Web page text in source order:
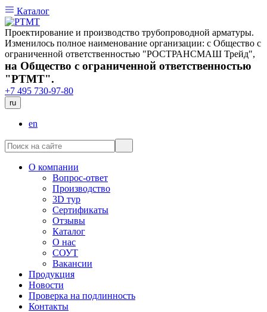
Каталог
Проектирование и производство трубопроводной арматуры.
Изменилось полное наименование организации: с Общество с
ограниченной ответственностью "РОСТРАНСМАШ Трейд",
на Общество с ограниченной ответственностью
"РТМТ".
+7 495 730-97-80
ru
en
О компании
Вопрос-ответ
Производство
3D тур
Сертификаты
Отзывы
Каталог
О нас
СОУТ
Вакансии
Продукция
Новости
Проверка на подлинность
Контакты